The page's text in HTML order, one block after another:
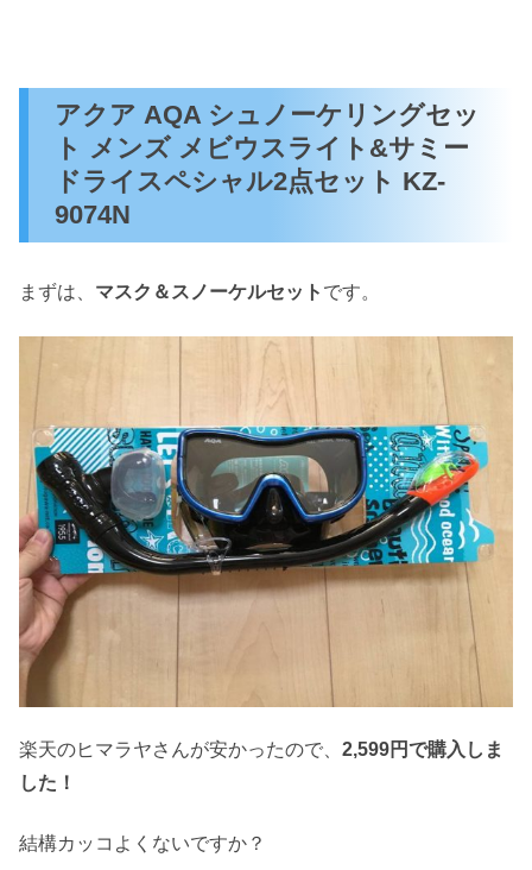
アクア AQA シュノーケリングセッ
ト メンズ メビウスライト&サミー
ドライスペシャル2点セット KZ-
9074N
まずは、 マスク＆スノーケルセット です。
楽天のヒマラヤさんが安かったので、 2,599円で購入しま
した！
結構カッコよくないですか？